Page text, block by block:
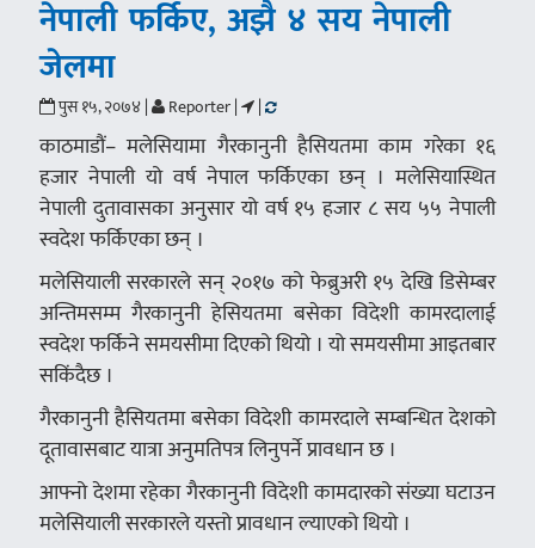
नेपाली फर्किए, अझै ४ सय नेपाली
जेलमा
पुस १५, २०७४ | Reporter | |
काठमाडौं– मलेसियामा गैरकानुनी हैसियतमा काम गरेका १६
हजार नेपाली यो वर्ष नेपाल फर्किएका छन् । मलेसियास्थित
नेपाली दुतावासका अनुसार यो वर्ष १५ हजार ८ सय ५५ नेपाली
स्वदेश फर्किएका छन् ।
मलेसियाली सरकारले सन् २०१७ को फेब्रुअरी १५ देखि डिसेम्बर
अन्तिमसम्म गैरकानुनी हेसियतमा बसेका विदेशी कामरदालाई
स्वदेश फर्किने समयसीमा दिएको थियो । यो समयसीमा आइतबार
सकिंदैछ ।
गैरकानुनी हैसियतमा बसेका विदेशी कामरदाले सम्बन्धित देशको
दूतावासबाट यात्रा अनुमतिपत्र लिनुपर्ने प्रावधान छ ।
आफ्नो देशमा रहेका गैरकानुनी विदेशी कामदारको संख्या घटाउन
मलेसियाली सरकारले यस्तो प्रावधान ल्याएको थियो ।